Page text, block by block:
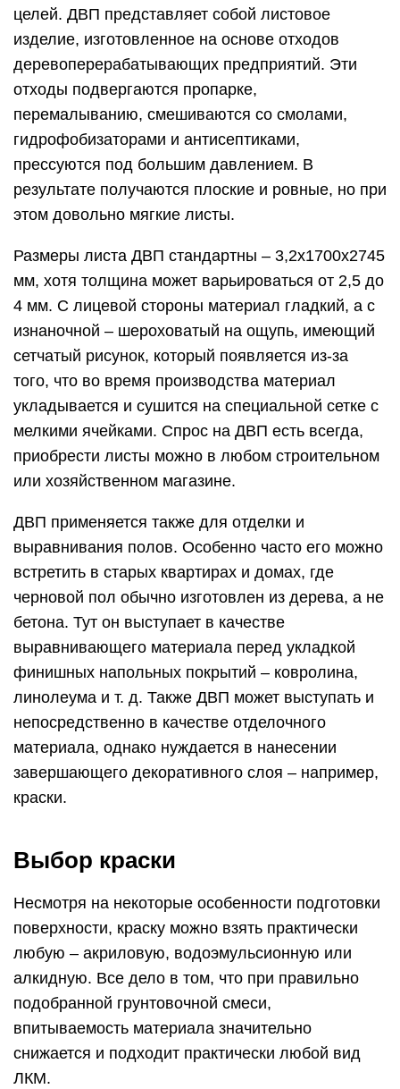
целей. ДВП представляет собой листовое
изделие, изготовленное на основе отходов
деревоперерабатывающих предприятий. Эти
отходы подвергаются пропарке,
перемалыванию, смешиваются со смолами,
гидрофобизаторами и антисептиками,
прессуются под большим давлением. В
результате получаются плоские и ровные, но при
этом довольно мягкие листы.
Размеры листа ДВП стандартны – 3,2х1700х2745
мм, хотя толщина может варьироваться от 2,5 до
4 мм. С лицевой стороны материал гладкий, а с
изнаночной – шероховатый на ощупь, имеющий
сетчатый рисунок, который появляется из-за
того, что во время производства материал
укладывается и сушится на специальной сетке с
мелкими ячейками. Спрос на ДВП есть всегда,
приобрести листы можно в любом строительном
или хозяйственном магазине.
ДВП применяется также для отделки и
выравнивания полов. Особенно часто его можно
встретить в старых квартирах и домах, где
черновой пол обычно изготовлен из дерева, а не
бетона. Тут он выступает в качестве
выравнивающего материала перед укладкой
финишных напольных покрытий – ковролина,
линолеума и т. д. Также ДВП может выступать и
непосредственно в качестве отделочного
материала, однако нуждается в нанесении
завершающего декоративного слоя – например,
краски.
Выбор краски
Несмотря на некоторые особенности подготовки
поверхности, краску можно взять практически
любую – акриловую, водоэмульсионную или
алкидную. Все дело в том, что при правильно
подобранной грунтовочной смеси,
впитываемость материала значительно
снижается и подходит практически любой вид
ЛКМ.